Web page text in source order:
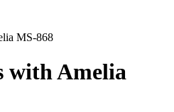
MS-868
with Amelia